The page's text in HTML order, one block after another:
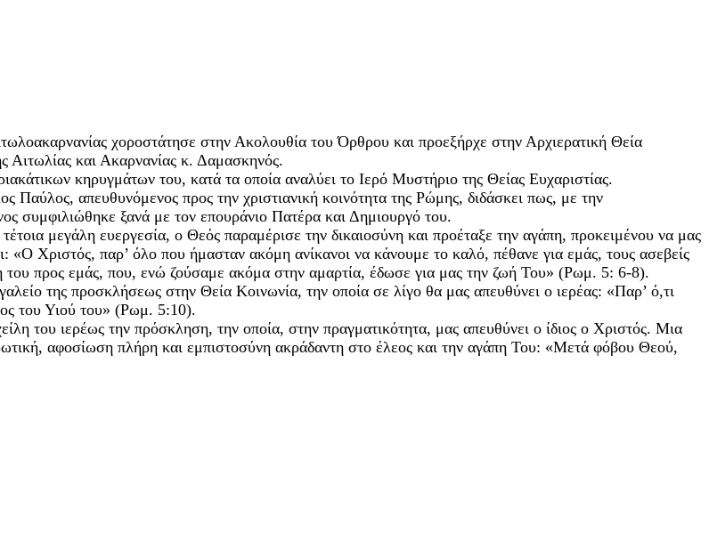
χοροστάτησε στην Ακολουθία του Όρθρου και προεξήρχε στην Αρχιερατική Θεία
Αιτωλίας και Ακαρνανίας κ. Δαμασκηνός.
κηρυγμάτων του, κατά τα οποία αναλύει το Ιερό Μυστήριο της Θείας Ευχαριστίας.
απευθυνόμενος προς την χριστιανική κοινότητα της Ρώμης, διδάσκει πως, με την
συμφιλιώθηκε ξανά με τον επουράνιο Πατέρα και Δημιουργό του.
μεγάλη ευεργεσία, ο Θεός παραμέρισε την δικαιοσύνη και προέταξε την αγάπη, προκειμένου να μας
«Ο Χριστός, παρ’ όλο που ήμασταν ακόμη ανίκανοι να κάνουμε το καλό, πέθανε για εμάς, τους ασεβείς
του προς εμάς, που, ενώ ζούσαμε ακόμα στην αμαρτία, έδωσε για μας την ζωή Του» (Ρωμ. 5: 6-8).
της προσκλήσεως στην Θεία Κοινωνία, την οποία σε λίγο θα μας απευθύνει ο ιερέας: «Παρ’ ό,τι
του Υιού του» (Ρωμ. 5:10).
του ιερέως την πρόσκληση, την οποία, στην πραγματικότητα, μας απευθύνει ο ίδιος ο Χριστός. Μια
αφοσίωση πλήρη και εμπιστοσύνη ακράδαντη στο έλεος και την αγάπη Του: «Μετά φόβου Θεού,